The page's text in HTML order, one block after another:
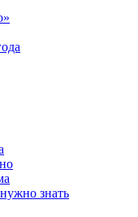
знать